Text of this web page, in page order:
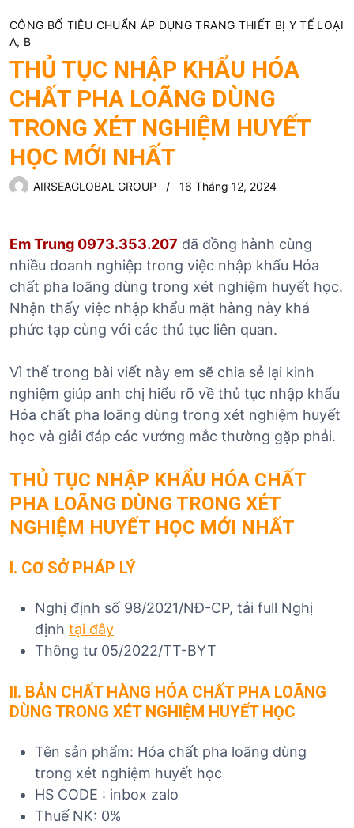
CÔNG BỐ TIÊU CHUẨN ÁP DỤNG TRANG THIẾT BỊ Y TẾ LOẠI
A, B
THỦ TỤC NHẬP KHẨU HÓA
CHẤT PHA LOÃNG DÙNG
TRONG XÉT NGHIỆM HUYẾT
HỌC MỚI NHẤT
AIRSEAGLOBAL GROUP 16 Tháng 12, 2024
Em Trung 0973.353.207 đã đồng hành cùng
nhiều doanh nghiệp trong việc nhập khẩu Hóa
chất pha loãng dùng trong xét nghiệm huyết học.
Nhận thấy việc nhập khẩu mặt hàng này khá
phức tạp cùng với các thủ tục liên quan.
Vì thế trong bài viết này em sẽ chia sẻ lại kinh
nghiệm giúp anh chị hiểu rõ về thủ tục nhập khẩu
Hóa chất pha loãng dùng trong xét nghiệm huyết
học và giải đáp các vướng mắc thường gặp phải.
THỦ TỤC NHẬP KHẨU HÓA CHẤT
PHA LOÃNG DÙNG TRONG XÉT
NGHIỆM HUYẾT HỌC MỚI NHẤT
I. CƠ SỞ PHÁP LÝ
Nghị định số 98/2021/NĐ-CP, tải full Nghị
định tại đây
Thông tư 05/2022/TT-BYT
II. BẢN CHẤT HÀNG HÓA CHẤT PHA LOÃNG
DÙNG TRONG XÉT NGHIỆM HUYẾT HỌC
Tên sản phẩm: Hóa chất pha loãng dùng
trong xét nghiệm huyết học
HS CODE : inbox zalo
Thuế NK: 0%